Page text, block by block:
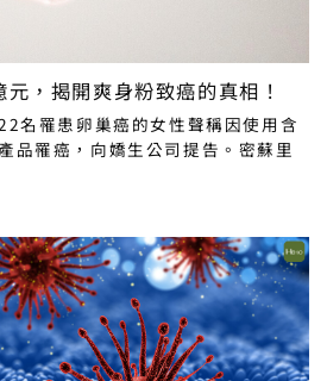
，揭開爽身粉致癌的真相！
名罹患卵巢癌的女性聲稱因使用含
品罹癌，向嬌生公司提告。密蘇里